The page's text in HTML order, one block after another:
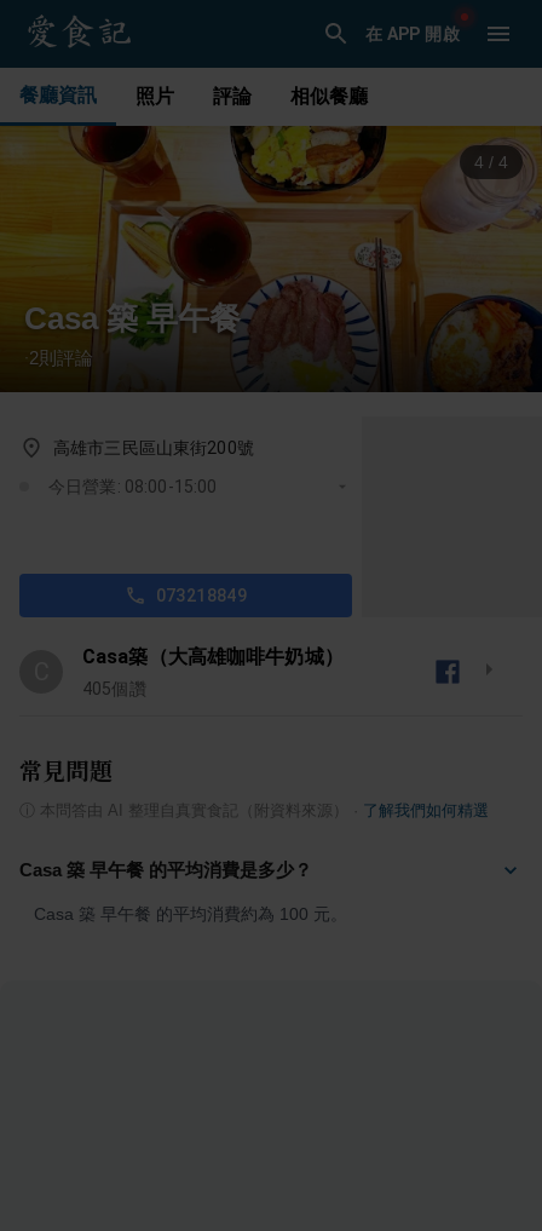
在 APP 開啟
餐廳資訊 照片 評論 相似餐廳
1 / 4
Casa 築 早午餐
·2則評論
高雄市三民區山東街200號
今日營業: 08:00-15:00
073218849
Casa築（大高雄咖啡牛奶城）
405個讚
常見問題
本問答由 AI 整理自真實食記（附資料來源） 了解我們如何精選
Casa 築 早午餐 的平均消費是多少？
Casa 築 早午餐 的平均消費約為 100 元。